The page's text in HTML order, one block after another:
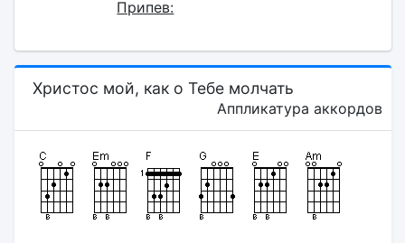
Припев:
Христос мой, как о Тебе молчать
Аппликатура аккордов